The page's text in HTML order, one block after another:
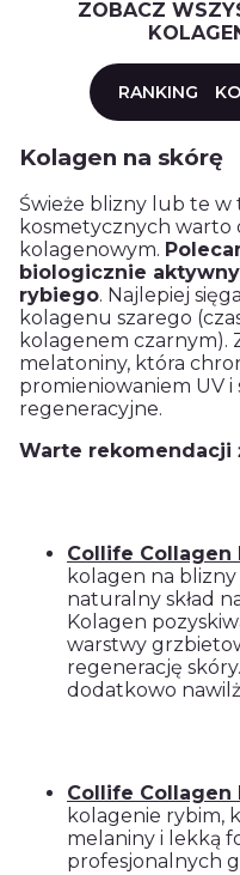
ZOBACZ
RANKING
Kolagen na skórę
Świeże blizny lub te w
kosmetycznych
kolagenowym.
biologicznie
rybiego. Najlepiej
kolagenu szarego
kolagenem czarnym).
melatoniny, która
promieniowaniem UV
regeneracyjne.
Warte rekomendacji
Collife Collagen
kolagen na
naturalny skład
Kolagen
warstwy
regenerację
dodatkowo
Collife Collagen
kolagenie rybim,
melaniny i lekką
profesjonalnych